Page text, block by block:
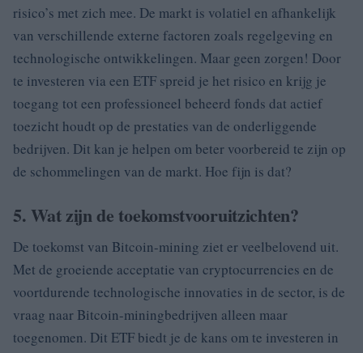
risico’s met zich mee. De markt is volatiel en afhankelijk
van verschillende externe factoren zoals regelgeving en
technologische ontwikkelingen. Maar geen zorgen! Door
te investeren via een ETF spreid je het risico en krijg je
toegang tot een professioneel beheerd fonds dat actief
toezicht houdt op de prestaties van de onderliggende
bedrijven. Dit kan je helpen om beter voorbereid te zijn op
de schommelingen van de markt. Hoe fijn is dat?
5. Wat zijn de toekomstvooruitzichten?
De toekomst van Bitcoin-mining ziet er veelbelovend uit.
Met de groeiende acceptatie van cryptocurrencies en de
voortdurende technologische innovaties in de sector, is de
vraag naar Bitcoin-miningbedrijven alleen maar
toegenomen. Dit ETF biedt je de kans om te investeren in